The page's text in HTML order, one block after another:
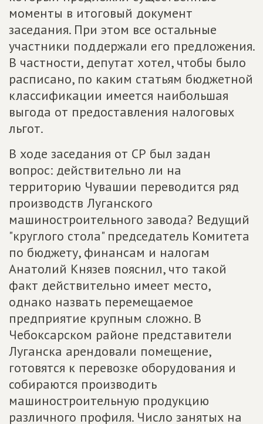
моменты в итоговый документ
заседания. При этом все остальные
участники поддержали его предложения.
В частности, депутат хотел, чтобы было
расписано, по каким статьям бюджетной
классификации имеется наибольшая
выгода от предоставления налоговых
льгот.
В ходе заседания от СР был задан
вопрос: действительно ли на
территорию Чувашии переводится ряд
производств Луганского
машиностроительного завода? Ведущий
"круглого стола" председатель Комитета
по бюджету, финансам и налогам
Анатолий Князев пояснил, что такой
факт действительно имеет место,
однако назвать перемещаемое
предприятие крупным сложно. В
Чебоксарском районе представители
Луганска арендовали помещение,
готовятся к перевозке оборудования и
собираются производить
машиностроительную продукцию
различного профиля. Число занятых на